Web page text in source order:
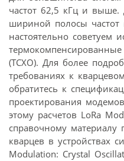
частот 62,5 кГц и выше.
шириной полосы
настоятельно советуем
(ТСХО). Для более
требованиях к
обратитесь к
проектирования
этому расчетов LoRa
справочному
кварцев в устройствах
Modulation: Crystal